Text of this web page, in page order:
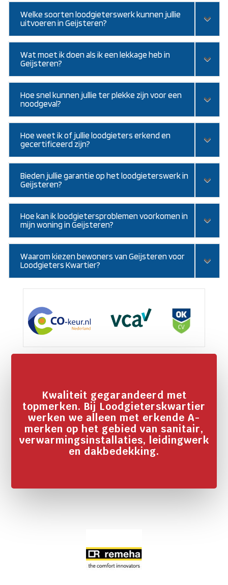
Welke soorten loodgieterswerk kunnen jullie
uitvoeren in Geijsteren?
Wat moet ik doen als ik een lekkage heb in
Geijsteren?
Hoe snel kunnen jullie ter plekke zijn voor een
noodgeval?
Hoe weet ik of jullie loodgieters erkend en
gecertificeerd zijn?
Bieden jullie garantie op het loodgieterswerk in
Geijsteren?
Hoe kan ik loodgietersproblemen voorkomen in
mijn woning in Geijsteren?
Waarom kiezen bewoners van Geijsteren voor
Loodgieters Kwartier?
Kwaliteit gegarandeerd met
topmerken. Bij Loodgieterskwartier
werken we alleen met erkende A-
merken op het gebied van sanitair,
verwarmingsinstallaties, leidingwerk
en dakbedekking.